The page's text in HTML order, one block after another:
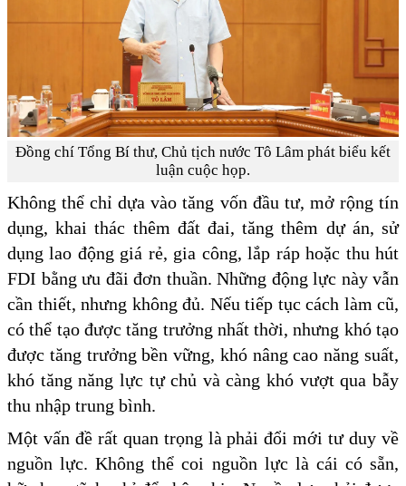
Đồng chí Tổng Bí thư, Chủ tịch nước Tô Lâm phát biểu kết
luận cuộc họp.
Không thể chỉ dựa vào tăng vốn đầu tư, mở rộng tín
dụng, khai thác thêm đất đai, tăng thêm dự án, sử
dụng lao động giá rẻ, gia công, lắp ráp hoặc thu hút
FDI bằng ưu đãi đơn thuần. Những động lực này vẫn
cần thiết, nhưng không đủ. Nếu tiếp tục cách làm cũ,
có thể tạo được tăng trưởng nhất thời, nhưng khó tạo
được tăng trưởng bền vững, khó nâng cao năng suất,
khó tăng năng lực tự chủ và càng khó vượt qua bẫy
thu nhập trung bình.
Một vấn đề rất quan trọng là phải đổi mới tư duy về
nguồn lực. Không thể coi nguồn lực là cái có sẵn,